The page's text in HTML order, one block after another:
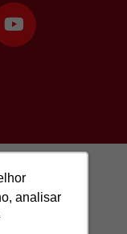
analisar
analisar